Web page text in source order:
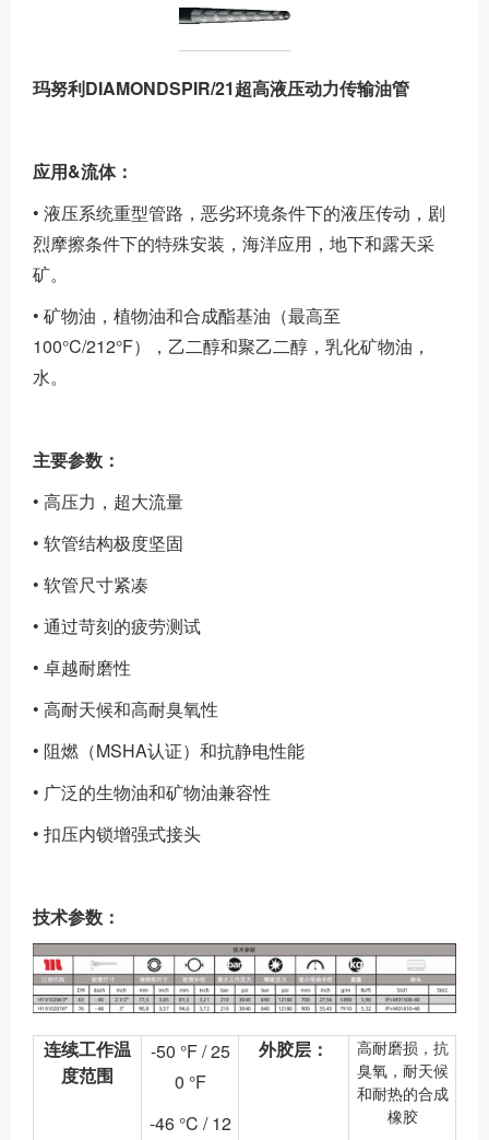
玛努利DIAMONDSPIR/21超高液压动力传输油管
应用&流体：
• 液压系统重型管路，恶劣环境条件下的液压传动，剧
烈摩擦条件下的特殊安装，海洋应用，地下和露天采
矿。
• 矿物油，植物油和合成酯基油（最高至
100°C/212°F），乙二醇和聚乙二醇，乳化矿物油，
水。
主要参数：
• 高压力，超大流量
• 软管结构极度坚固
• 软管尺寸紧凑
• 通过苛刻的疲劳测试
• 卓越耐磨性
• 高耐天候和高耐臭氧性
• 阻燃（MSHA认证）和抗静电性能
• 广泛的生物油和矿物油兼容性
• 扣压内锁增强式接头
技术参数：
连续工作温
度范围
-50 °F / 25
0 °F
-46 °C / 12
外胶层：
高耐磨损，抗
臭氧，耐天候
和耐热的合成
橡胶